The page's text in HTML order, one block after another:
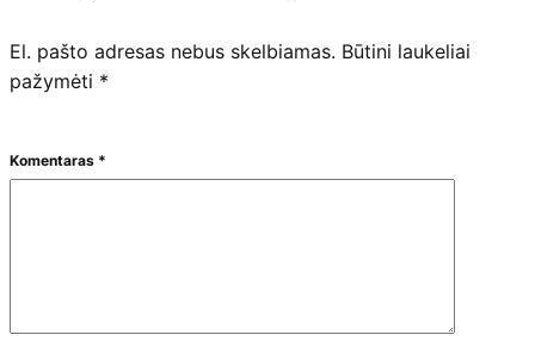
El. pašto adresas nebus skelbiamas. Būtini laukeliai
pažymėti *
Komentaras *